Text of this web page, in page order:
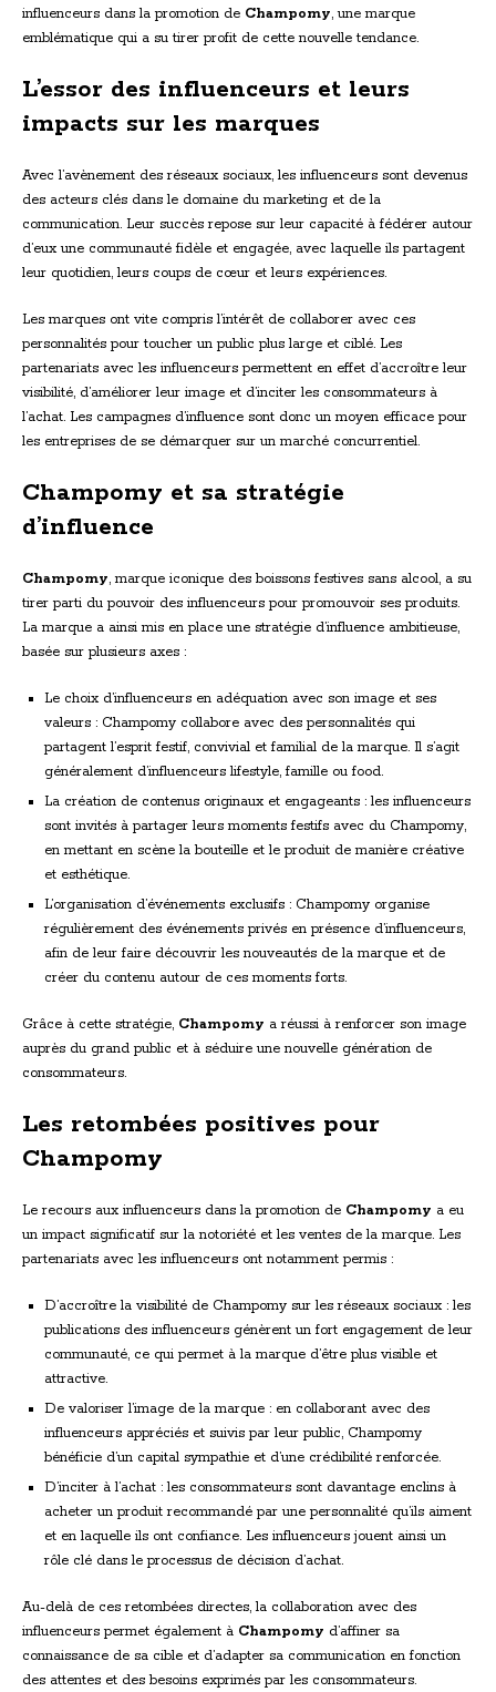
influenceurs dans la promotion de Champomy, une marque
emblématique qui a su tirer profit de cette nouvelle tendance.
L’essor des influenceurs et leurs
impacts sur les marques
Avec l’avènement des réseaux sociaux, les influenceurs sont devenus
des acteurs clés dans le domaine du marketing et de la
communication. Leur succès repose sur leur capacité à fédérer autour
d’eux une communauté fidèle et engagée, avec laquelle ils partagent
leur quotidien, leurs coups de cœur et leurs expériences.
Les marques ont vite compris l’intérêt de collaborer avec ces
personnalités pour toucher un public plus large et ciblé. Les
partenariats avec les influenceurs permettent en effet d’accroître leur
visibilité, d’améliorer leur image et d’inciter les consommateurs à
l’achat. Les campagnes d’influence sont donc un moyen efficace pour
les entreprises de se démarquer sur un marché concurrentiel.
Champomy et sa stratégie
d’influence
Champomy, marque iconique des boissons festives sans alcool, a su
tirer parti du pouvoir des influenceurs pour promouvoir ses produits.
La marque a ainsi mis en place une stratégie d’influence ambitieuse,
basée sur plusieurs axes :
Le choix d’influenceurs en adéquation avec son image et ses
valeurs : Champomy collabore avec des personnalités qui
partagent l’esprit festif, convivial et familial de la marque. Il s’agit
généralement d’influenceurs lifestyle, famille ou food.
La création de contenus originaux et engageants : les influenceurs
sont invités à partager leurs moments festifs avec du Champomy,
en mettant en scène la bouteille et le produit de manière créative
et esthétique.
L’organisation d’événements exclusifs : Champomy organise
régulièrement des événements privés en présence d’influenceurs,
afin de leur faire découvrir les nouveautés de la marque et de
créer du contenu autour de ces moments forts.
Grâce à cette stratégie, Champomy a réussi à renforcer son image
auprès du grand public et à séduire une nouvelle génération de
consommateurs.
Les retombées positives pour
Champomy
Le recours aux influenceurs dans la promotion de Champomy a eu
un impact significatif sur la notoriété et les ventes de la marque. Les
partenariats avec les influenceurs ont notamment permis :
D’accroître la visibilité de Champomy sur les réseaux sociaux : les
publications des influenceurs génèrent un fort engagement de leur
communauté, ce qui permet à la marque d’être plus visible et
attractive.
De valoriser l’image de la marque : en collaborant avec des
influenceurs appréciés et suivis par leur public, Champomy
bénéficie d’un capital sympathie et d’une crédibilité renforcée.
D’inciter à l’achat : les consommateurs sont davantage enclins à
acheter un produit recommandé par une personnalité qu’ils aiment
et en laquelle ils ont confiance. Les influenceurs jouent ainsi un
rôle clé dans le processus de décision d’achat.
Au-delà de ces retombées directes, la collaboration avec des
influenceurs permet également à Champomy d’affiner sa
connaissance de sa cible et d’adapter sa communication en fonction
des attentes et des besoins exprimés par les consommateurs.